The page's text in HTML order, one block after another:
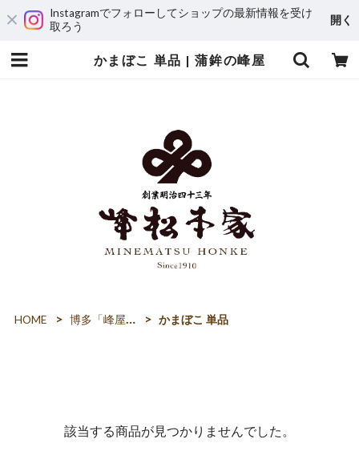
Instagramでフォローしてショップの最新情報を受け
取ろう
開く
かまぼこ 単品 | 蒲鉾の峰屋
HOME 博多「峰屋」の蒲鉾 かまぼこ 単品
該当する商品が見つかりませんでした。